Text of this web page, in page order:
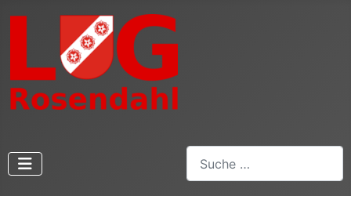
Suchen